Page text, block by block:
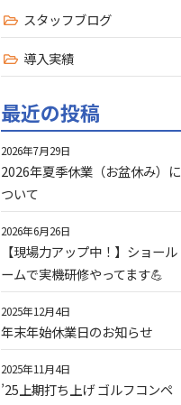
スタッフブログ
導入実績
最近の投稿
2026年夏季休業（お盆休み）に
ついて
2026年7月29日
【現場力アップ中！】ショール
ームで実機研修やってます💪
2026年6月26日
年末年始休業日のお知らせ
2025年12月4日
’25上期打ち上げ ゴルフコンペ
2025年11月4日